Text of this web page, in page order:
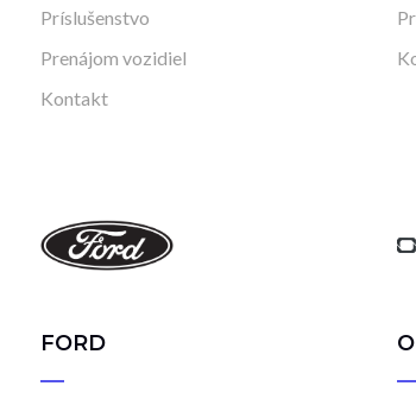
Príslušenstvo
Prenájom vozidiel
Kontakt
FORD